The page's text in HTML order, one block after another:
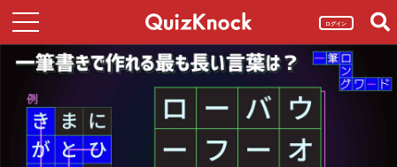
ログイン